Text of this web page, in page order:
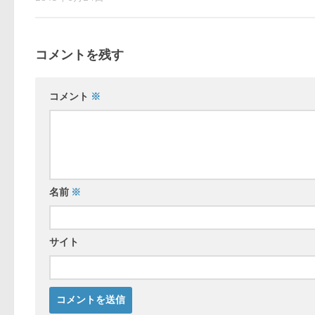
コメントを残す
コメント ※
名前 ※
サイト